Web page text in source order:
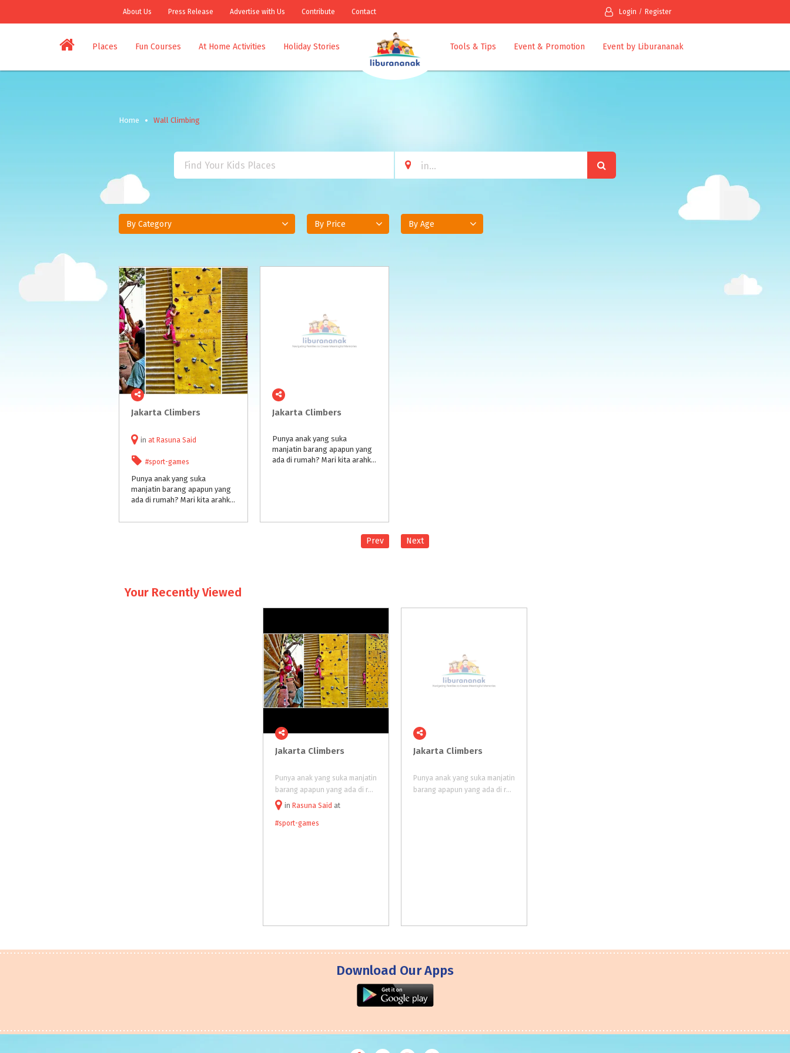
About Us Press Release Advertise with Us Contribute Contact Login Register
Places Fun Courses At Home Activities Holiday Stories Tools & Tips Event & Promotion Event by Liburananak
Home Wall Climbing
By Category By Price By Age
Jakarta Climbers
in at Rasuna Said
#sport-games
Punya anak yang suka
manjatin barang apapun yang
ada di rumah? Mari kita arahkan mereka ke memanjat sesuatu yang bermanfaat dan menantang: Wall Climbing! Dimana? Mari bergabung ke komunitas "Jakarta Climbers" di Pasar Festival Kuningan !
Jakarta Climbers
Punya anak yang suka
manjatin barang apapun yang
ada di rumah? Mari kita arahkan mereka ke memanjat sesuatu yang sehat,menantang & melatih keberanian: Wall Climbing!
Prev Next
Your Recently Viewed
Jakarta Climbers
Punya anak yang suka manjatin
barang apapun yang ada di rumah? Mari kita arahkan mereka ke memanjat sesuatu yang bermanfaat dan menantang: Wall Climbing! Dimana? Mari bergabung ke komunitas "Jakarta Climbers" di Pasar Festival Kuningan !
in Rasuna Said at
#sport-games
Jakarta Climbers
Punya anak yang suka manjatin
barang apapun yang ada di rumah? Mari kita arahkan mereka ke memanjat sesuatu yang sehat,menantang & melatih keberanian: Wall Climbing!
Download Our Apps